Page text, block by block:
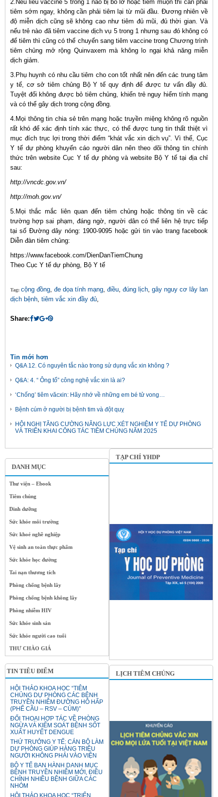
DANH MỤC
Thư viện – Ebook
Tiêm chủng
Dinh dưỡng
Sức khỏe môi trường
Sức khoẻ nghề nghiệp
Vệ sinh an toàn thực phẩm
Sức khỏe học đường
Tai nạn thương tích
Phòng chống bệnh lây
Phòng chống bệnh không lây
Phòng nhiễm HIV
Sức khỏe sinh sản
Sức khỏe người cao tuổi
THƯ CHÀO GIÁ
TIN TIÊU ĐIỂM
HỘI THẢO KHOA HỌC “TIÊM
CHỦNG DỰ PHÒNG CÁC BỆNH
TRUYỀN NHIỄM ĐƯỜNG HÔ HẤP
(PHẾ CẦU – RSV – CÚM)”
ĐỐI THOẠI HỢP TÁC VỀ PHÒNG
NGỪA VÀ KIỂM SOÁT BỆNH SỐT
XUẤT HUYẾT DENGUE
THỨ TRƯỞNG Y TẾ: CÁN BỘ LÀM
DỰ PHÒNG GIÚP HÀNG TRIỆU
NGƯỜI KHÔNG PHẢI VÀO VIỆN
BỘ Y TẾ BAN HÀNH DANH MỤC
BỆNH TRUYỀN NHIỄM MỚI, ĐIỀU
CHỈNH NHIỀU BỆNH GIỮA CÁC
NHÓM
HỘI THẢO KHOA HỌC “TRIỂN
2.Nếu liều vaccine 5 trong 1 nào bị bỏ lỡ hoặc tiêm muộn thì cần phải
tiêm sớm ngay, không cần phải tiêm lại từ mũi đầu. Đương nhiên về
độ miễn dịch cũng sẽ không cao như tiêm đủ mũi, đủ thời gian. Và
nếu trẻ nào đã tiêm vaccine dịch vụ 5 trong 1 nhưng sau đó không có
để tiêm thì cũng có thể chuyển sang tiêm vaccine trong Chương trình
tiêm chủng mở rộng Quinvaxem mà không lo ngại khả năng miễn
dịch giảm.
3.Phụ huynh có nhu cầu tiêm cho con tốt nhất nên đến các trung tâm
y tế, cơ sở tiêm chủng Bộ Y tế quy định để được tư vấn đầy đủ.
Tuyệt đối không được bỏ tiêm chủng, khiến trẻ nguy hiểm tính mạng
và có thể gây dịch trong cộng đồng.
4.Mọi thông tin chia sẻ trên mạng hoặc truyền miệng không rõ nguồn
rất khó để xác định tính xác thực, có thể được tung tin thất thiệt vì
mục đích trục lợi trong thời điểm “khát vắc xin dịch vụ”. Vì thế, Cục
Y tế dự phòng khuyến cáo người dân nên theo dõi thông tin chính
thức trên website Cục Y tế dự phòng và website Bộ Y tế tại địa chỉ
sau:
http://vncdc.gov.vn/
http://moh.gov.vn/
5.Mọi thắc mắc liên quan đến tiêm chủng hoặc thông tin về các
trường hợp sai phạm, đáng ngờ, người dân có thể liên hệ trực tiếp
tại số Đường dây nóng: 1900-9095 hoặc gửi tin vào trang facebook
Diễn đàn tiêm chủng:
https://www.facebook.com/DienDanTiemChung
Theo Cục Y tế dự phòng, Bộ Y tế
Tag: cộng đồng đe dọa tính mạng điều đúng lịch gây nguy cơ lây lan
dịch bệnh tiêm vắc xin đầy đủ
Share:
Tin mới hơn
Q&A 12. Có nguyên tắc nào trong sử dụng vắc xin không ?
Q&A: 4. “ Ông tổ” công nghệ vắc xin là ai?
‘Chống’ tiêm văcxin: Hãy nhớ về những em bé tử vong…
Bệnh cúm ở người bị bệnh tim và đột quỵ
HỘI NGHỊ TĂNG CƯỜNG NĂNG LỰC XÉT NGHIỆM Y TẾ DỰ PHÒNG
VÀ TRIỂN KHAI CÔNG TÁC TIÊM CHỦNG NĂM 2025
TẠP CHÍ YHDP
LỊCH TIÊM CHỦNG